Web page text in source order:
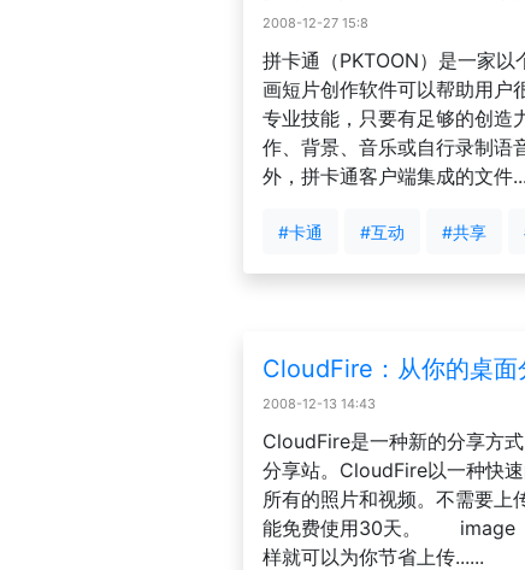
2008-12-27 15:8
拼卡通（PKTOON）是一家
画短片创作软件可以帮助用户
专业技能，只要有足够的创造
作、背景、音乐或自行录制语
外，拼卡通客户端集成的文件
#卡通 #互动 #共享
CloudFire：从你的桌
2008-12-13 14:43
CloudFire是一种新的分享方
分享站。CloudFire以一种快
所有的照片和视频。不需要
能免费使用30天。 image
样就可以为你节省上传......